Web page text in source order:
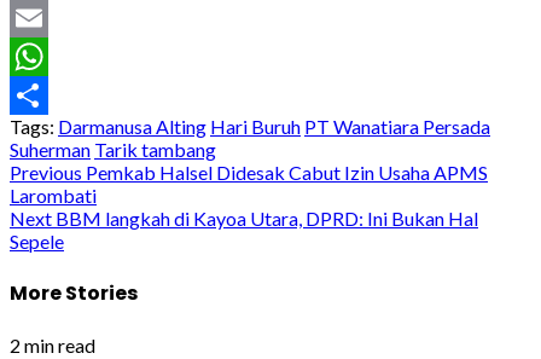
Twitter
Email
WhatsApp
Share
Tags: Darmanusa Alting Hari Buruh PT Wanatiara Persada
Suherman Tarik tambang
Post
navigation
Previous Pemkab Halsel Didesak Cabut Izin Usaha APMS
Larombati
Next BBM langkah di Kayoa Utara, DPRD: Ini Bukan Hal
Sepele
More Stories
2 min read